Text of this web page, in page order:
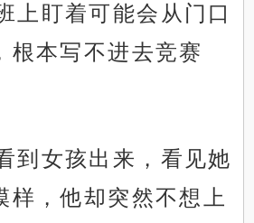
上盯着可能会从门口
根本写不进去竞赛
到女孩出来，看见她
样，他却突然不想上